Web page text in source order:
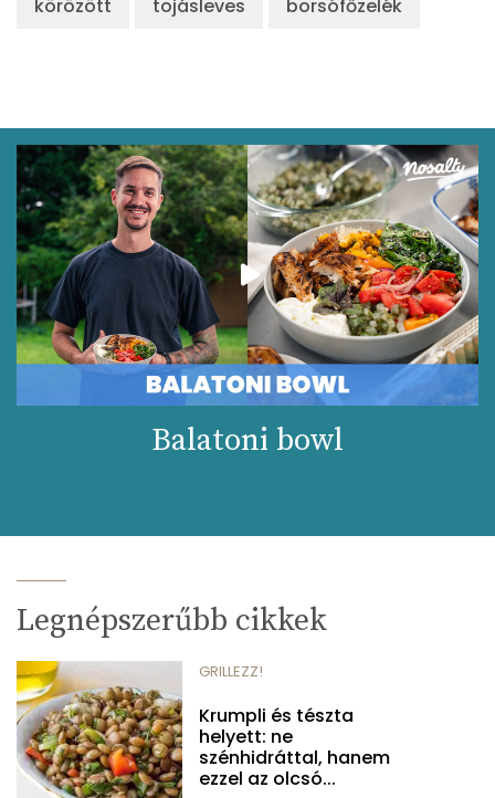
körözött tojásleves borsófőzelék
Balatoni bowl
Legnépszerűbb cikkek
GRILLEZZ!
Krumpli és tészta
helyett: ne
szénhidráttal, hanem
ezzel az olcsó...